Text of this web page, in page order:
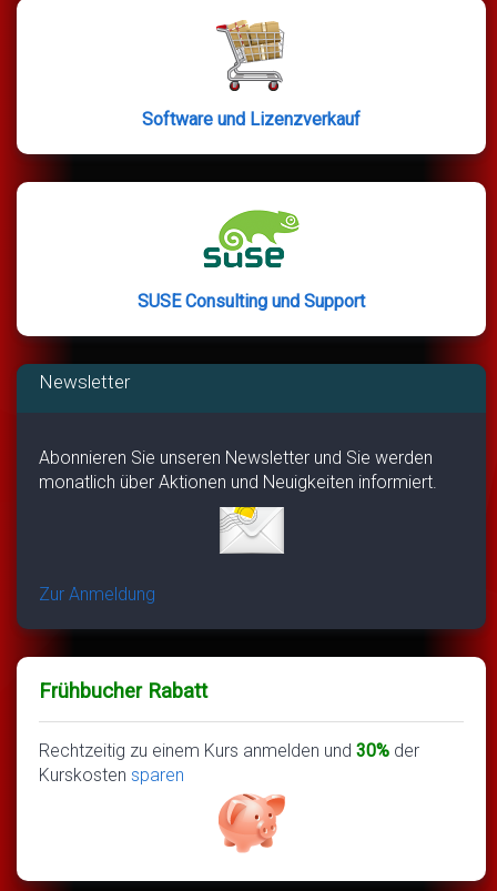
Software und Lizenzverkauf
SUSE Consulting und Support
Newsletter
Abonnieren Sie unseren Newsletter und Sie werden
monatlich über Aktionen und Neuigkeiten informiert.
Zur Anmeldung
Frühbucher Rabatt
Rechtzeitig zu einem Kurs anmelden und 30% der
Kurskosten sparen